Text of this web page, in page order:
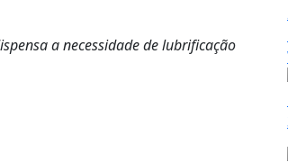
a necessidade de lubrificação